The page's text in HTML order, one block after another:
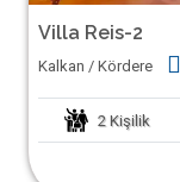
Villa Reis-2
Kalkan / Kördere
2 Kişilik